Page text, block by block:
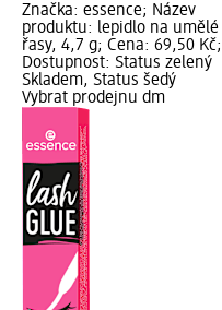
Značka: essence; Název
produktu: lepidlo na umělé
řasy, 4,7 g; Cena: 69,50 Kč;
Dostupnost: Status zelený
Skladem, Status šedý
Vybrat prodejnu dm